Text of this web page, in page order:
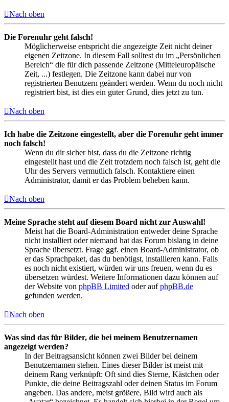
Nach oben
Die Forenuhr geht falsch!
Möglicherweise entspricht die angezeigte Zeit nicht deiner
eigenen Zeitzone. In diesem Fall solltest du im „Persönlichen
Bereich“ die für dich passende Zeitzone (Mitteleuropäische
Zeit, ...) festlegen. Die Zeitzone kann dabei nur von
registrierten Benutzern geändert werden. Wenn du noch nicht
registriert bist, ist dies ein guter Grund, dies jetzt zu tun.
Nach oben
Ich habe die Zeitzone eingestellt, aber die Forenuhr geht immer
noch falsch!
Wenn du dir sicher bist, dass du die Zeitzone richtig
eingestellt hast und die Zeit trotzdem noch falsch ist, geht die
Uhr des Servers vermutlich falsch. Kontaktiere einen
Administrator, damit er das Problem beheben kann.
Nach oben
Meine Sprache steht auf diesem Board nicht zur Auswahl!
Meist hat die Board-Administration entweder deine Sprache
nicht installiert oder niemand hat das Forum bislang in deine
Sprache übersetzt. Frage ggf. einen Board-Administrator, ob
er das Sprachpaket, das du benötigst, installieren kann. Falls
es noch nicht existiert, würden wir uns freuen, wenn du es
übersetzen würdest. Weitere Informationen dazu können auf
der Website von phpBB Limited oder aufphpBB.de
gefunden werden.
Nach oben
Was sind das für Bilder, die bei meinem Benutzernamen
angezeigt werden?
In der Beitragsansicht können zwei Bilder bei deinem
Benutzernamen stehen. Eines dieser Bilder ist meist mit
deinem Rang verknüpft: Oft sind dies Sterne, Kästchen oder
Punkte, die deine Beitragszahl oder deinen Status im Forum
angeben. Das andere, meist größere, Bild wird auch als